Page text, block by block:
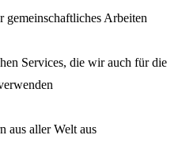
Arbeiten
Services, die wir auch für die
aus aller Welt aus